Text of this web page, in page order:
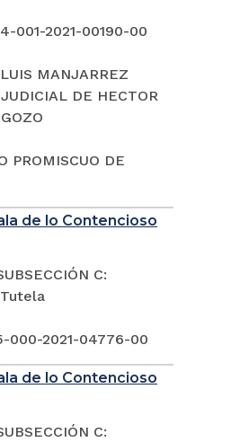
001-2021-00190-00
MANJARREZ
DE HECTOR
PROMISCUO DE
de lo Contencioso
C:
000-2021-04776-00
de lo Contencioso
C: